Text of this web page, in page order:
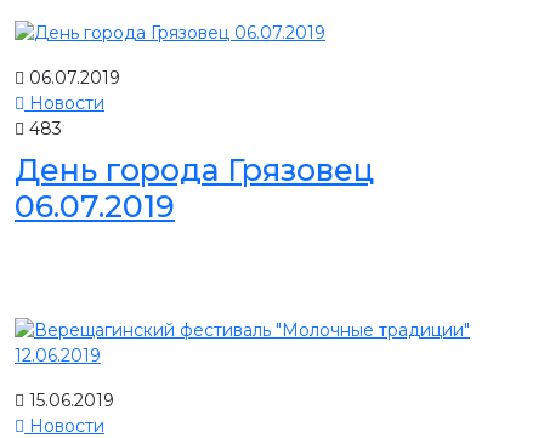
06.07.2019
Новости
483
День города Грязовец
06.07.2019
15.06.2019
Новости